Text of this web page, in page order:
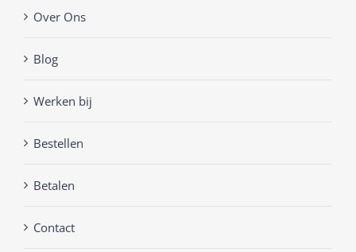
Over Ons
Blog
Werken bij
Bestellen
Betalen
Contact